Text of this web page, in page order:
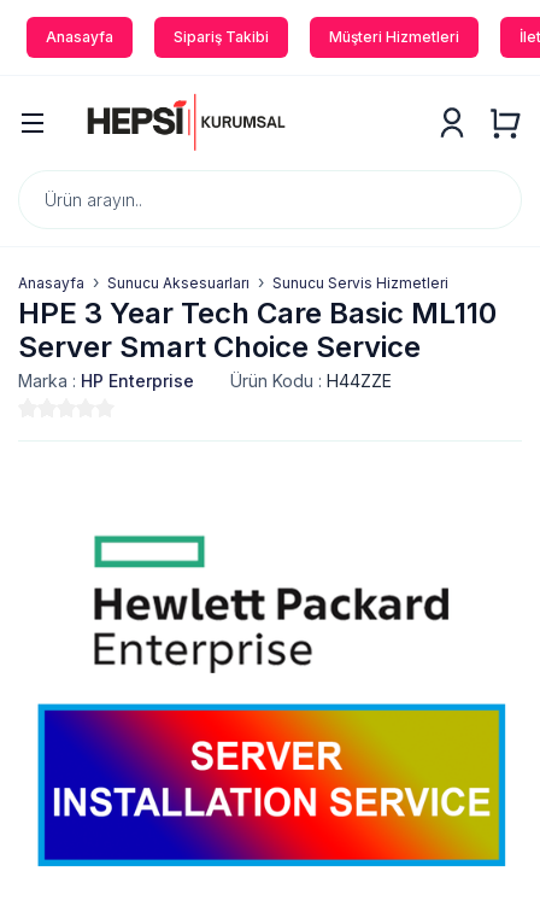
Anasayfa Sipariş Takibi Müşteri Hizmetleri
Anasayfa Sunucu Aksesuarları Sunucu Servis Hizmetleri
HPE 3 Year Tech Care Basic ML110
Server Smart Choice Service
Marka : HP Enterprise Ürün Kodu : H44ZZE